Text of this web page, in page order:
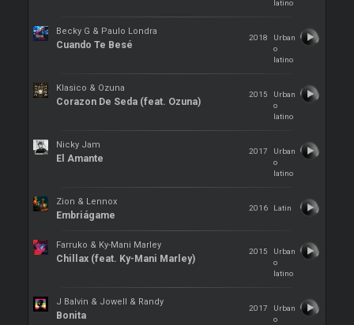
latino
Becky G & Paulo Londra
Cuando Te Besé
2018
Urban
o
latino
Klasico & Ozuna
Corazon De Seda (feat. Ozuna)
2015
Urban
o
latino
Nicky Jam
El Amante
2017
Urban
o
latino
Zion & Lennox
Embriágame
2016 Latin
Farruko & Ky-Mani Marley
Chillax (feat. Ky-Mani Marley)
2015
Urban
o
latino
J Balvin & Jowell & Randy
Bonita
2017
Urban
o